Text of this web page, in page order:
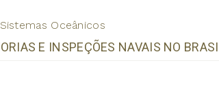
Oceânicos
E INSPEÇÕES NAVAIS NO